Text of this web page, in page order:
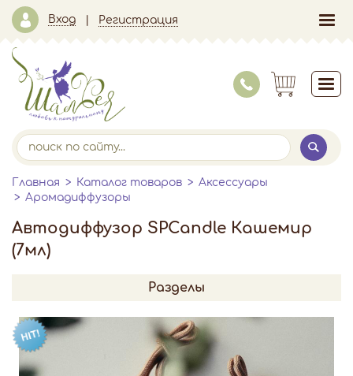
Вход Регистрация
Главная Каталог товаров
Аксессуары
Аромадиффузоры
Автодиффузор SPCandle Кашемир
(7мл)
Разделы